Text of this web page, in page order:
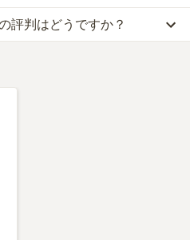
秋田県の相場は、一般墓が約18
安いものが悪い、という訳ではあ
心から納得し、安心してお参りで
現在調査中です。
ついては、資料請求で最新の情報
評判はどうですか？
だ投稿されておりません。
。資料請求や現地見学を通して、
ることをおすすめします。